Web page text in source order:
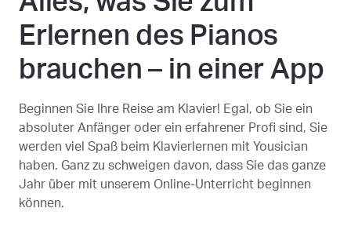
Erlernen des Pianos
brauchen – in einer App
Beginnen Sie Ihre Reise am Klavier! Egal, ob Sie ein
absoluter Anfänger oder ein erfahrener Profi sind, Sie
werden viel Spaß beim Klavierlernen mit Yousician
haben. Ganz zu schweigen davon, dass Sie das ganze
Jahr über mit unserem Online-Unterricht beginnen
können.